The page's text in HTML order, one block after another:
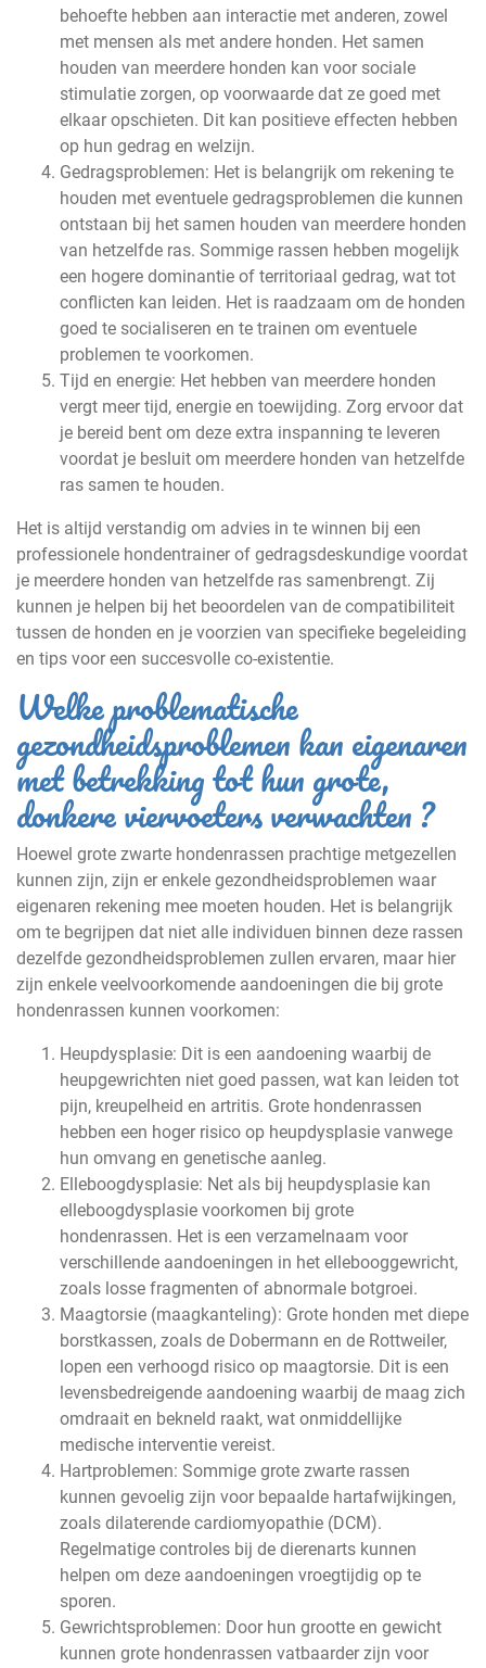
behoefte hebben aan interactie met anderen, zowel
met mensen als met andere honden. Het samen
houden van meerdere honden kan voor sociale
stimulatie zorgen, op voorwaarde dat ze goed met
elkaar opschieten. Dit kan positieve effecten hebben
op hun gedrag en welzijn.
Gedragsproblemen: Het is belangrijk om rekening te
houden met eventuele gedragsproblemen die kunnen
ontstaan bij het samen houden van meerdere honden
van hetzelfde ras. Sommige rassen hebben mogelijk
een hogere dominantie of territoriaal gedrag, wat tot
conflicten kan leiden. Het is raadzaam om de honden
goed te socialiseren en te trainen om eventuele
problemen te voorkomen.
Tijd en energie: Het hebben van meerdere honden
vergt meer tijd, energie en toewijding. Zorg ervoor dat
je bereid bent om deze extra inspanning te leveren
voordat je besluit om meerdere honden van hetzelfde
ras samen te houden.
Het is altijd verstandig om advies in te winnen bij een
professionele hondentrainer of gedragsdeskundige voordat
je meerdere honden van hetzelfde ras samenbrengt. Zij
kunnen je helpen bij het beoordelen van de compatibiliteit
tussen de honden en je voorzien van specifieke begeleiding
en tips voor een succesvolle co-existentie.
Welke problematische
gezondheidsproblemen kan eigenaren
met betrekking tot hun grote,
donkere viervoeters verwachten ?
Hoewel grote zwarte hondenrassen prachtige metgezellen
kunnen zijn, zijn er enkele gezondheidsproblemen waar
eigenaren rekening mee moeten houden. Het is belangrijk
om te begrijpen dat niet alle individuen binnen deze rassen
dezelfde gezondheidsproblemen zullen ervaren, maar hier
zijn enkele veelvoorkomende aandoeningen die bij grote
hondenrassen kunnen voorkomen:
Heupdysplasie: Dit is een aandoening waarbij de
heupgewrichten niet goed passen, wat kan leiden tot
pijn, kreupelheid en artritis. Grote hondenrassen
hebben een hoger risico op heupdysplasie vanwege
hun omvang en genetische aanleg.
Elleboogdysplasie: Net als bij heupdysplasie kan
elleboogdysplasie voorkomen bij grote
hondenrassen. Het is een verzamelnaam voor
verschillende aandoeningen in het ellebooggewricht,
zoals losse fragmenten of abnormale botgroei.
Maagtorsie (maagkanteling): Grote honden met diepe
borstkassen, zoals de Dobermann en de Rottweiler,
lopen een verhoogd risico op maagtorsie. Dit is een
levensbedreigende aandoening waarbij de maag zich
omdraait en bekneld raakt, wat onmiddellijke
medische interventie vereist.
Hartproblemen: Sommige grote zwarte rassen
kunnen gevoelig zijn voor bepaalde hartafwijkingen,
zoals dilaterende cardiomyopathie (DCM).
Regelmatige controles bij de dierenarts kunnen
helpen om deze aandoeningen vroegtijdig op te
sporen.
Gewrichtsproblemen: Door hun grootte en gewicht
kunnen grote hondenrassen vatbaarder zijn voor